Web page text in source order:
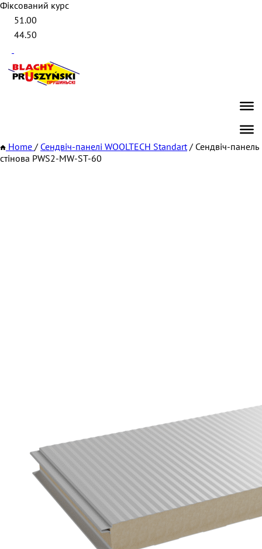
Фіксований курс
51.00
44.50
Home / Сендвіч-панелі WOOLTECH Standart/ Сендвіч-панель
стінова PWS2-MW-ST-60